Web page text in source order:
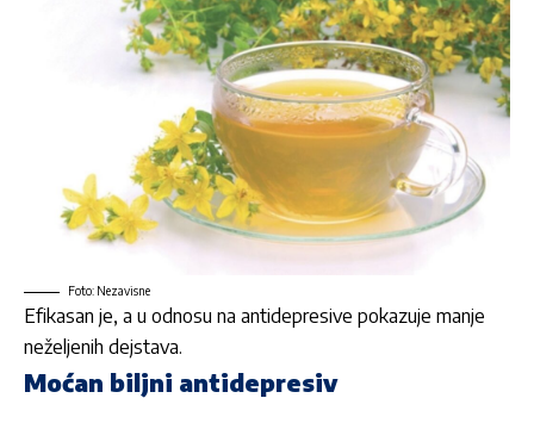
Foto: Nezavisne
Efikasan je, a u odnosu na antidepresive pokazuje manje
neželjenih dejstava.
Moćan biljni antidepresiv